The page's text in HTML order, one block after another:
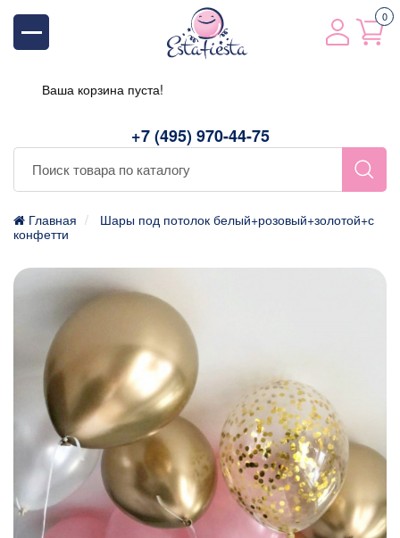
+7 (495) 970-44-75
0
Ваша корзина пуста!
Главная
Шары под потолок белый+розовый+золотой+с
конфетти